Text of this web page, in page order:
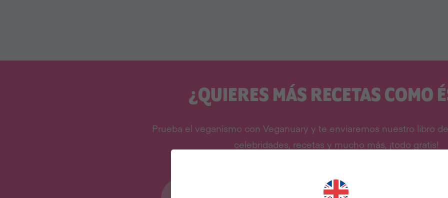
¿QUIERES MÁS RECETAS COMO
Prueba el veganismo con Veganuary y te enviaremos nuestro libro
celebridades, recetas y mucho más, ¡todo gratis!